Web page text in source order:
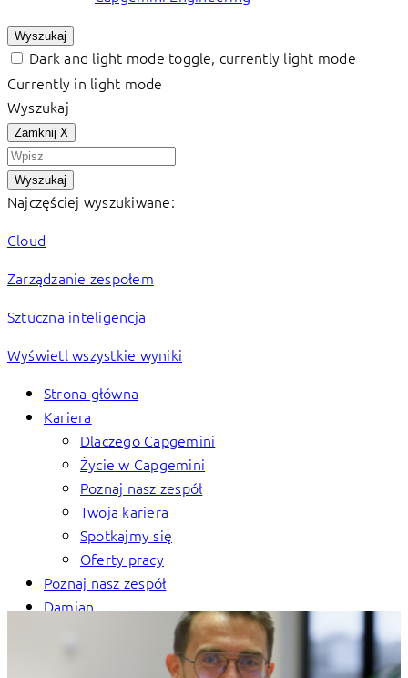
Wyszukaj
Dark and light mode toggle, currently light mode
Currently in light mode
Wyszukaj
Zamknij X
Wyszukaj
Najczęściej wyszukiwane:
Cloud
Zarządzanie zespołem
Sztuczna inteligencja
Wyświetl wszystkie wyniki
Strona główna
Kariera
Dlaczego Capgemini
Życie w Capgemini
Poznaj nasz zespół
Twoja kariera
Spotkajmy się
Oferty pracy
Poznaj nasz zespół
Damian